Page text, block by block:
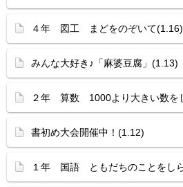
４年 図工 まどをのぞいて(1.16)
みんな大好き♪「麻婆豆腐」(1.13)
２年 算数 1000より大きい数を
書初め大会開催中！(1.12)
１年 国語 ともだちのことをし